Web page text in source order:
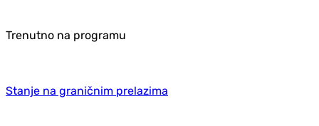
Trenutno na programu
Stanje na graničnim prelazima